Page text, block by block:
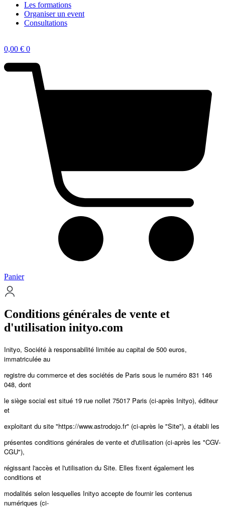
Les formations
Organiser un event
Consultations
0,00 € 0
Panier
Conditions générales de vente et
d'utilisation inityo.com
Inityo, Société à responsabilité limitée au capital de 500 euros,
immatriculée au
registre du commerce et des sociétés de Paris sous le numéro 831 146
048, dont
le siège social est situé 19 rue nollet 75017 Paris (ci-après Inityo), éditeur
et
exploitant du site "https://www.astrodojo.fr" (ci-après le "Site"), a établi les
présentes conditions générales de vente et d'utilisation (ci-après les "CGV-
CGU"),
régissant l'accès et l'utilisation du Site. Elles fixent également les
conditions et
modalités selon lesquelles Inityo accepte de fournir les contenus
numériques (ci-